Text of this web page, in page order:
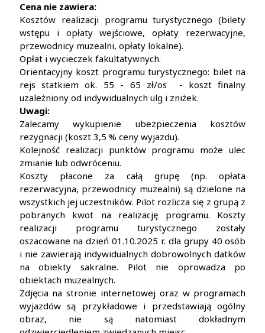
Cena nie zawiera:
Kosztów realizacji programu turystycznego (bilety
wstępu i opłaty wejściowe, opłaty rezerwacyjne,
przewodnicy muzealni, opłaty lokalne).
Opłat i wycieczek fakultatywnych.
Orientacyjny koszt programu turystycznego: bilet na
rejs statkiem ok. 55 - 65 zł/os - koszt finalny
uzależniony od indywidualnych ulg i zniżek.
Uwagi:
Zalecamy wykupienie ubezpieczenia kosztów
rezygnacji (koszt 3,5 % ceny wyjazdu).
Kolejność realizacji punktów programu może ulec
zmianie lub odwróceniu.
Koszty płacone za całą grupę (np. opłata
rezerwacyjna, przewodnicy muzealni) są dzielone na
wszystkich jej uczestników. Pilot rozlicza się z grupą z
pobranych kwot na realizację programu. Koszty
realizacji programu turystycznego zostały
oszacowane na dzień 01.10.2025 r. dla grupy 40 osób
i nie zawierają indywidualnych dobrowolnych datków
na obiekty sakralne. Pilot nie oprowadza po
obiektach muzealnych.
Zdjęcia na stronie internetowej oraz w programach
wyjazdów są przykładowe i przedstawiają ogólny
obraz, nie są natomiast dokładnym